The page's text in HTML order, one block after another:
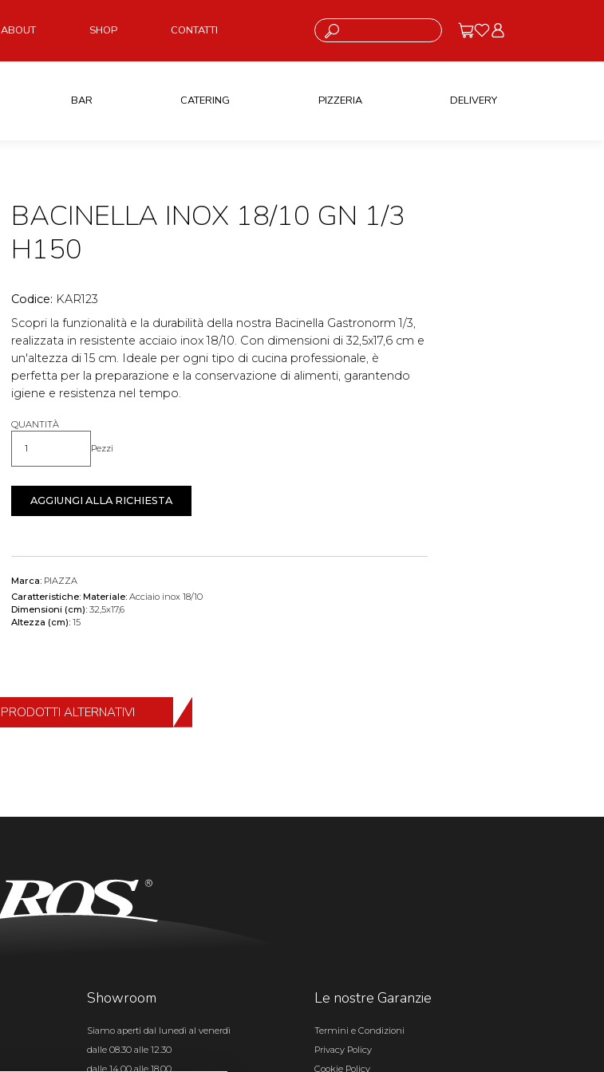
ABOUT SHOP CONTATTI Cosa stai cercando?
BAR CATERING PIZZERIA DELIVERY
BACINELLA INOX 18/10 GN 1/3
H150
Codice: KAR123
Scopri la funzionalità e la durabilità della nostra Bacinella Gastronorm 1/3,
realizzata in resistente acciaio inox 18/10. Con dimensioni di 32,5x17,6 cm e
un'altezza di 15 cm. Ideale per ogni tipo di cucina professionale, è
perfetta per la preparazione e la conservazione di alimenti, garantendo
igiene e resistenza nel tempo.
QUANTITÀ
Quantità Pezzi
AGGIUNGI ALLA RICHIESTA
Marca: PIAZZA
Caratteristiche: Materiale: Acciaio inox 18/10
Dimensioni (cm): 32,5x17,6
Altezza (cm): 15
PRODOTTI ALTERNATIVI
Showroom
Siamo aperti dal lunedì al venerdì
dalle 08.30 alle 12.30
dalle 14.00 alle 18.00
Le nostre Garanzie
Termini e Condizioni
Privacy Policy
Cookie Policy